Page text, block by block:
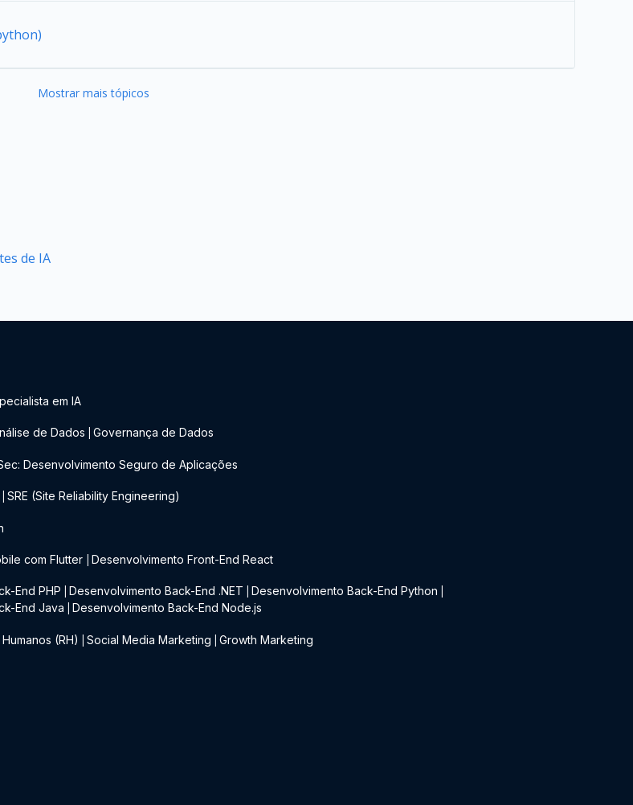
Mostrar mais tópicos
de IA
em IA
de Dados Governança de Dados
Desenvolvimento Seguro de Aplicações
SRE (Site Reliability Engineering)
com Flutter Desenvolvimento Front-End React
End PHP Desenvolvimento Back-End .NET Desenvolvimento Back-End Python
End Java Desenvolvimento Back-End Node.js
(RH) Social Media Marketing Growth Marketing